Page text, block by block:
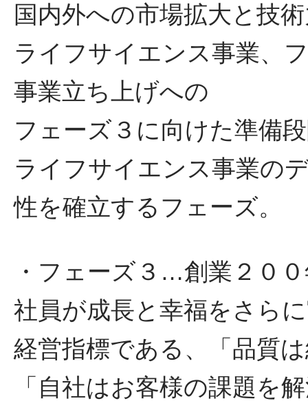
国内外への市場拡大と技
ライフサイエンス事業、
事業立ち上げへの
フェーズ３に向けた準備
ライフサイエンス事業の
性を確立するフェーズ。
・フェーズ３…創業２０
社員が成長と幸福をさら
経営指標である、「品質
「自社はお客様の課題を